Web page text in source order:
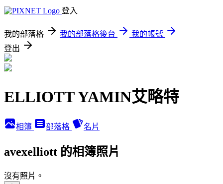
登入
我的部落格 我的部落格後台
我的帳號
登出
ELLIOTT YAMIN艾略特
相簿 部落格 名片
avexelliott 的相簿照片
沒有照片。